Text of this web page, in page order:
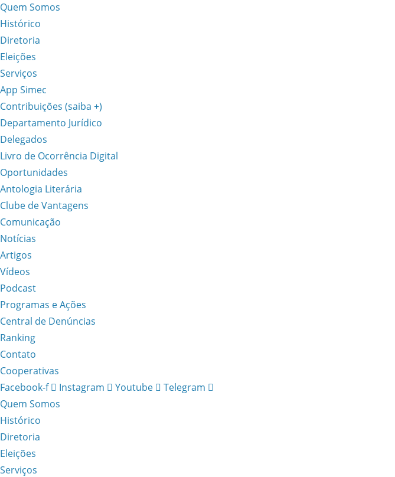
Quem Somos
Histórico
Diretoria
Eleições
Serviços
App Simec
Contribuições (saiba +)
Departamento Jurídico
Delegados
Livro de Ocorrência Digital
Oportunidades
Antologia Literária
Clube de Vantagens
Comunicação
Notícias
Artigos
Vídeos
Podcast
Programas e Ações
Central de Denúncias
Ranking
Contato
Cooperativas
Facebook-f
Instagram Youtube
Telegram
Quem Somos
Histórico
Diretoria
Eleições
Serviços